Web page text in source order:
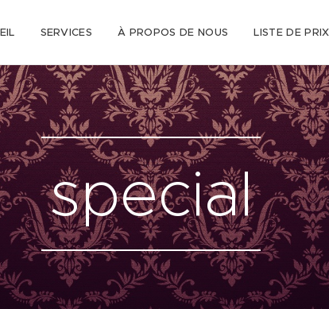
SERVICES À PROPOS DE NOUS LISTE DE PRIX
special